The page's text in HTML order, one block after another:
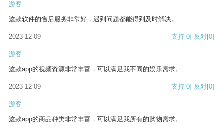
游客
这款软件的售后服务非常好，遇到问题都能得到及时解决。
2023-12-09 支持[0] 反对[0]
游客
这款app的视频资源非常丰富，可以满足我不同的娱乐需求。
2023-12-09 支持[0] 反对[0]
游客
这款app的商品种类非常丰富，可以满足我所有的购物需求。